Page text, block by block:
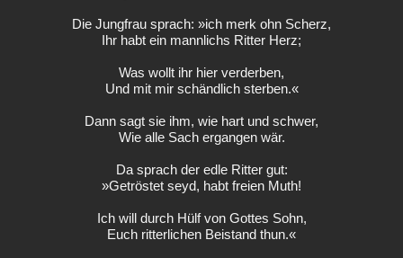
Die Jungfrau sprach: »ich merk ohn Scherz,
Ihr habt ein mannlichs Ritter Herz;
Was wollt ihr hier verderben,
Und mit mir schändlich sterben.«
Dann sagt sie ihm, wie hart und schwer,
Wie alle Sach ergangen wär.
Da sprach der edle Ritter gut:
»Getröstet seyd, habt freien Muth!
Ich will durch Hülf von Gottes Sohn,
Euch ritterlichen Beistand thun.«